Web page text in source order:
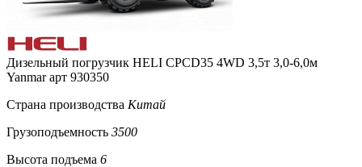
Дизельный погрузчик HELI CPCD35 4WD 3,5т 3,0-6,0м
Yanmar арт 930350
Страна производства Китай
Грузоподъемность 3500
Высота подъема 6